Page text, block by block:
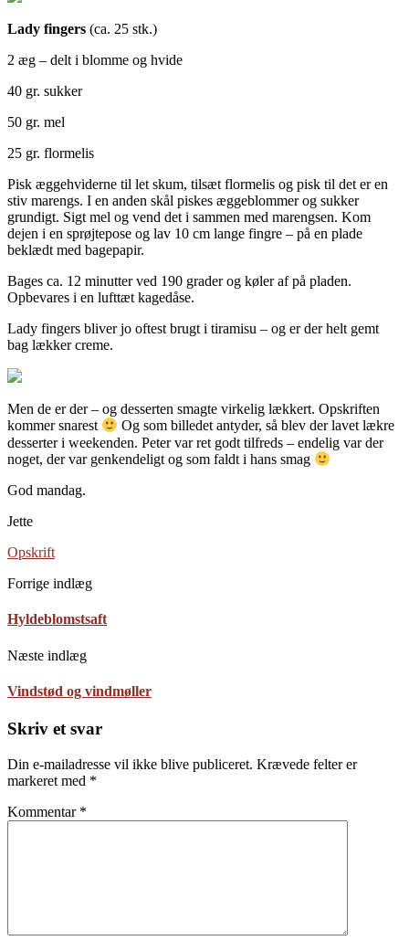
Lady fingers (ca. 25 stk.)
2 æg – delt i blomme og hvide
40 gr. sukker
50 gr. mel
25 gr. flormelis
Pisk æggehviderne til let skum, tilsæt flormelis og pisk til det er en
stiv marengs. I en anden skål piskes æggeblommer og sukker
grundigt. Sigt mel og vend det i sammen med marengsen. Kom
dejen i en sprøjtepose og lav 10 cm lange fingre – på en plade
beklædt med bagepapir.
Bages ca. 12 minutter ved 190 grader og køler af på pladen.
Opbevares i en lufttæt kagedåse.
Lady fingers bliver jo oftest brugt i tiramisu – og er der helt gemt
bag lækker creme.
Men de er der – og desserten smagte virkelig lækkert. Opskriften
kommer snarest
Og som billedet antyder, så blev der lavet lækre
desserter i weekenden. Peter var ret godt tilfreds – endelig var der
noget, der var genkendeligt og som faldt i hans smag
God mandag.
Jette
Opskrift
Forrige indlæg
Hyldeblomstsaft
Næste indlæg
Vindstød og vindmøller
Skriv et svar
Din e-mailadresse vil ikke blive publiceret. Krævede felter er
markeret med *
Kommentar *